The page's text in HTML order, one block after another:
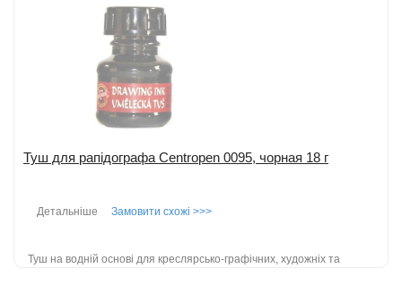
Додати до порівняння
Туш для рапідографа Centropen 0095, чорная 18 г
Замовити схожі >>>
Детальніше
Туш на водній основі для креслярсько-графічних, художніх та